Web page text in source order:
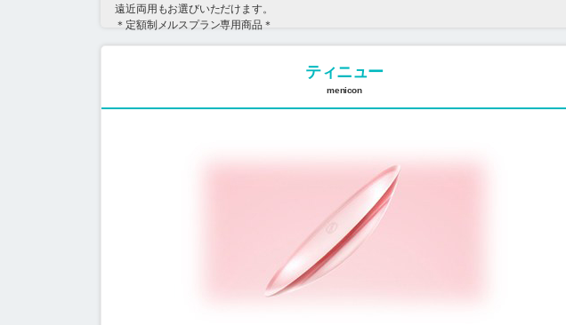
遠近両用もお選びいただけます。
＊定額制メルスプラン専用商品＊
ティニュー
menicon